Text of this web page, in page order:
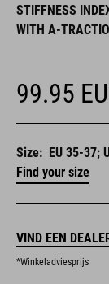
STIFFNESS
WITH A-
99.95
Size: EU 35-37;
Find your size
VIND EEN
*Winkeladviesprijs